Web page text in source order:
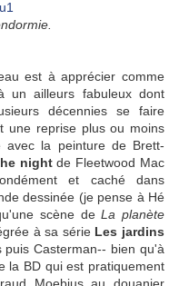
est à apprécier comme
un ailleurs fabuleux dont
décennies se faire
une reprise plus ou moins
avec la peinture de Brett-
nightde Fleetwood Mac
et caché dans
dessinée (je pense à Hé
scène deLa planète
à sa série Les jardins
Casterman-- bien qu'à
la BD qui est pratiquement